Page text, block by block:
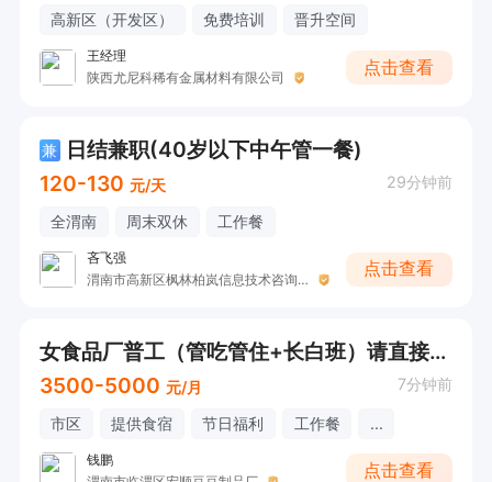
高新区（开发区） 免费培训 晋升空间
王经理
陕西尤尼科稀有金属材料有限公司
点击查看
兼
日结兼职(40岁以下中午管一餐)
120-130 元/天 29分钟前
全渭南 周末双休 工作餐
吝飞强
渭南市高新区枫林柏岚信息技术咨询工作室
点击查看
女食品厂普工（管吃管住+长白班）请直接电话联系
3500-5000 元/月 7分钟前
市区 提供食宿 节日福利 工作餐 ...
钱鹏
点击查看